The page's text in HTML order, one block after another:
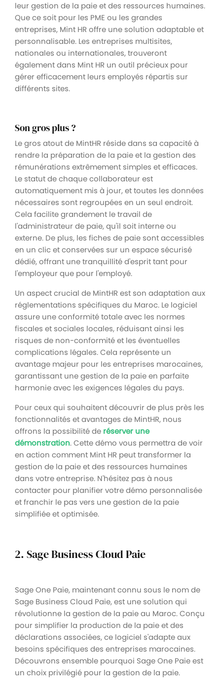
leur gestion de la paie et des ressources humaines.
Que ce soit pour les PME ou les grandes
entreprises, Mint HR offre une solution adaptable et
personnalisable. Les entreprises multisites,
nationales ou internationales, trouveront
également dans Mint HR un outil précieux pour
gérer efficacement leurs employés répartis sur
différents sites.
Son gros plus ?
Le gros atout de MintHR réside dans sa capacité à
rendre la préparation de la paie et la gestion des
rémunérations extrêmement simples et efficaces.
Le statut de chaque collaborateur est
automatiquement mis à jour, et toutes les données
nécessaires sont regroupées en un seul endroit.
Cela facilite grandement le travail de
l'administrateur de paie, qu'il soit interne ou
externe. De plus, les fiches de paie sont accessibles
en un clic et conservées sur un espace sécurisé
dédié, offrant une tranquillité d'esprit tant pour
l'employeur que pour l'employé.
Un aspect crucial de MintHR est son adaptation aux
réglementations spécifiques du Maroc. Le logiciel
assure une conformité totale avec les normes
fiscales et sociales locales, réduisant ainsi les
risques de non-conformité et les éventuelles
complications légales. Cela représente un
avantage majeur pour les entreprises marocaines,
garantissant une gestion de la paie en parfaite
harmonie avec les exigences légales du pays.
Pour ceux qui souhaitent découvrir de plus près les
fonctionnalités et avantages de MintHR, nous
offrons la possibilité de réserver une
démonstration. Cette démo vous permettra de voir
en action comment Mint HR peut transformer la
gestion de la paie et des ressources humaines
dans votre entreprise. N'hésitez pas à nous
contacter pour planifier votre démo personnalisée
et franchir le pas vers une gestion de la paie
simplifiée et optimisée.
2. Sage Business Cloud Paie
Sage One Paie, maintenant connu sous le nom de
Sage Business Cloud Paie, est une solution qui
révolutionne la gestion de la paie au Maroc. Conçu
pour simplifier la production de la paie et des
déclarations associées, ce logiciel s'adapte aux
besoins spécifiques des entreprises marocaines.
Découvrons ensemble pourquoi Sage One Paie est
un choix privilégié pour la gestion de la paie.